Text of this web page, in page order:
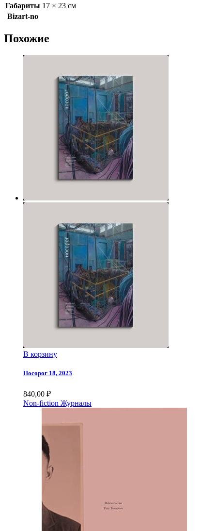
Габариты 17 × 23 см
Bizart-no
Похожие
В корзину
Носорог 18, 2023
840,00 ₽
Non-fiction Журналы